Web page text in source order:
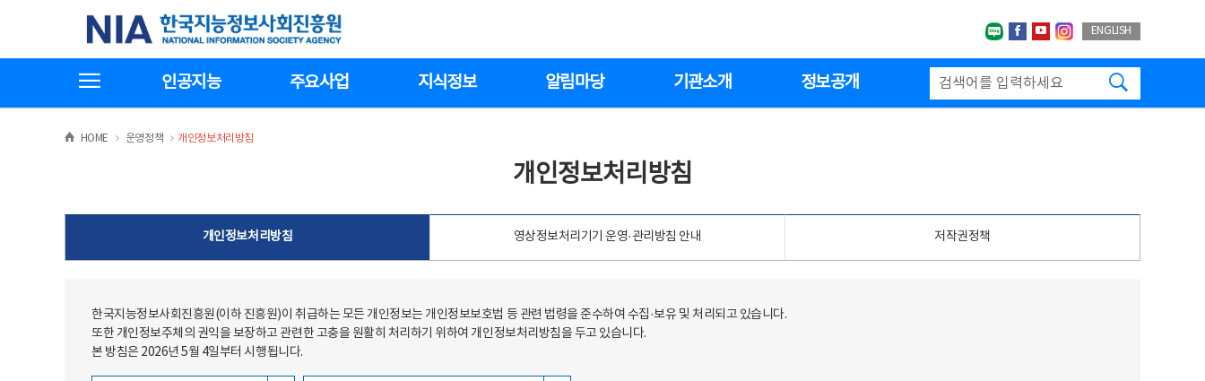
한국지능정보사회진흥원
네이버블로그
페이스북
유투브인스타그랩
ENGLISH
인공지능 주요사업 지식정보 알림마당 기관소개 정보공개
HOME >운영정책 >
개인정보처리방침
개인정보처리방침
개인정보처리방침 영상정보처리기기 운영·관리방침 안내 저작권정책
한국지능정보사회진흥원(이하 진흥원)이 취급하는 모든 개인정보는 개인정보보호법 등 관련 법령을 준수하여 수집·보유 및 처리되고 있습니다.
또한 개인정보주체의 권익을 보장하고 관련한 고충을 원활히 처리하기 위하여 개인정보처리방침을 두고 있습니다.
본 방침은 2026년 5월 4일부터 시행됩니다.